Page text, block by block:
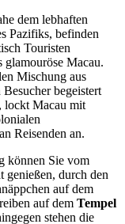
dem lebhaften
Pazifiks, befinden
Touristen
glamouröse Macau.
Mischung aus
begeistert
lockt Macau mit
Reisenden an.
können Sie vom
genießen, durch den
auf dem
auf dem Tempel
stehen die